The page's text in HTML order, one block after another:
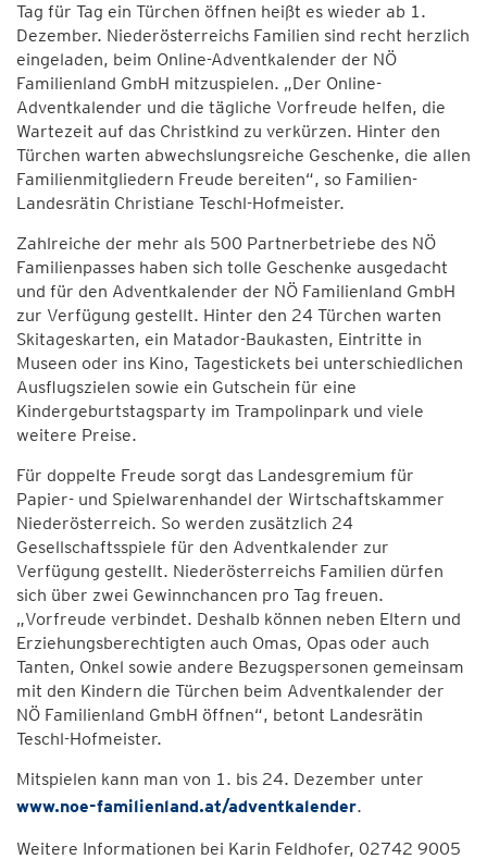
Tag für Tag ein Türchen öffnen heißt es wieder ab 1.
Dezember. Niederösterreichs Familien sind recht herzlich
eingeladen, beim Online-Adventkalender der NÖ
Familienland GmbH mitzuspielen. „Der Online-
Adventkalender und die tägliche Vorfreude helfen, die
Wartezeit auf das Christkind zu verkürzen. Hinter den
Türchen warten abwechslungsreiche Geschenke, die allen
Familienmitgliedern Freude bereiten“, so Familien-
Landesrätin Christiane Teschl-Hofmeister.
Zahlreiche der mehr als 500 Partnerbetriebe des NÖ
Familienpasses haben sich tolle Geschenke ausgedacht
und für den Adventkalender der NÖ Familienland GmbH
zur Verfügung gestellt. Hinter den 24 Türchen warten
Skitageskarten, ein Matador-Baukasten, Eintritte in
Museen oder ins Kino, Tagestickets bei unterschiedlichen
Ausflugszielen sowie ein Gutschein für eine
Kindergeburtstagsparty im Trampolinpark und viele
weitere Preise.
Für doppelte Freude sorgt das Landesgremium für
Papier- und Spielwarenhandel der Wirtschaftskammer
Niederösterreich. So werden zusätzlich 24
Gesellschaftsspiele für den Adventkalender zur
Verfügung gestellt. Niederösterreichs Familien dürfen
sich über zwei Gewinnchancen pro Tag freuen.
„Vorfreude verbindet. Deshalb können neben Eltern und
Erziehungsberechtigten auch Omas, Opas oder auch
Tanten, Onkel sowie andere Bezugspersonen gemeinsam
mit den Kindern die Türchen beim Adventkalender der
NÖ Familienland GmbH öffnen“, betont Landesrätin
Teschl-Hofmeister.
Mitspielen kann man von 1. bis 24. Dezember unter
www.noe-familienland.at/adventkalender.
Weitere Informationen bei Karin Feldhofer, 02742 9005